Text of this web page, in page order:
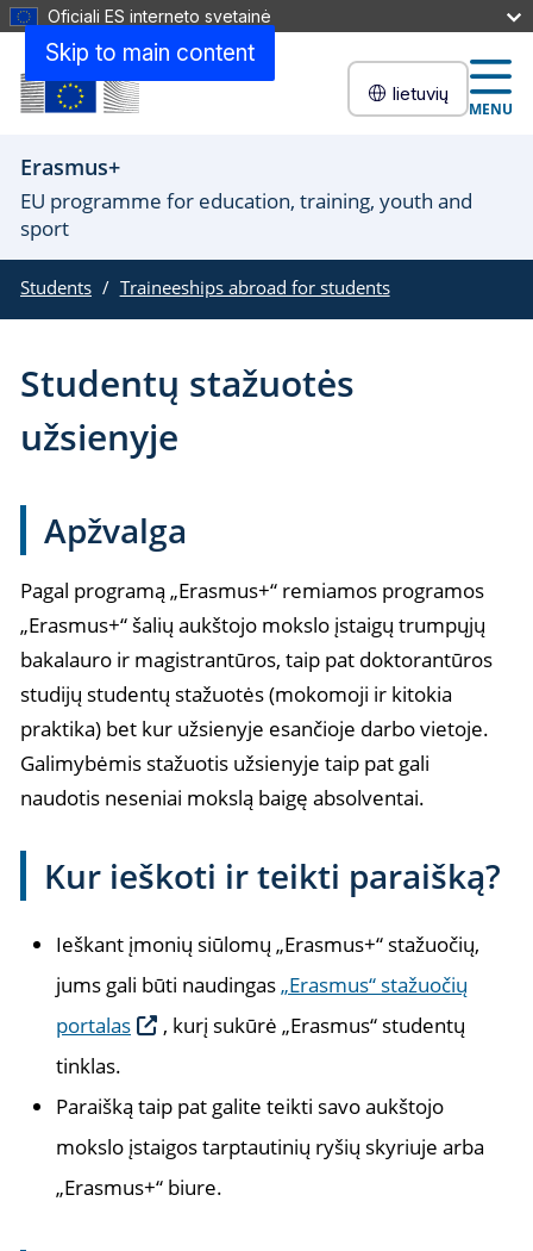
Skip to main content
Oficiali ES interneto svetainė
lietuvių
MENU
Erasmus+
EU programme for education, training, youth and
sport
Students Traineeships abroad for students
Studentų stažuotės
užsienyje
Apžvalga
Pagal programą „Erasmus+“ remiamos programos
„Erasmus+“ šalių aukštojo mokslo įstaigų trumpųjų
bakalauro ir magistrantūros, taip pat doktorantūros
studijų studentų stažuotės (mokomoji ir kitokia
praktika) bet kur užsienyje esančioje darbo vietoje.
Galimybėmis stažuotis užsienyje taip pat gali
naudotis neseniai mokslą baigę absolventai.
Kur ieškoti ir teikti paraišką?
Ieškant įmonių siūlomų „Erasmus+“ stažuočių,
jums gali būti naudingas„Erasmus“ stažuočių
portalas
, kurį sukūrė „Erasmus“ studentų
tinklas.
Paraišką taip pat galite teikti savo aukštojo
mokslo įstaigos tarptautinių ryšių skyriuje arba
„Erasmus+“ biure.